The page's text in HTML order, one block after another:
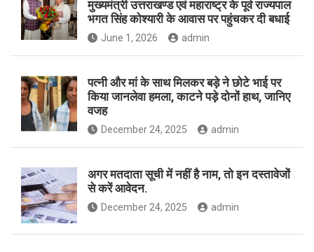
मुख्यमंत्री उत्तराखण्ड एवं महाराष्ट्र के पूर्व राज्यपाल
भगत सिंह कोश्यारी के आवास पर पहुंचकर दी बधाई
June 1, 2026 admin
पत्नी और मां के साथ मिलकर बड़े ने छोटे भाई पर
किया जानलेवा हमला, काटने पड़े दोनों हाथ, जानिए
वजह
December 24, 2025 admin
अगर मतदाता सूची में नहीं है नाम, तो इन दस्तावेजों
से करें आवेदन.
December 24, 2025 admin